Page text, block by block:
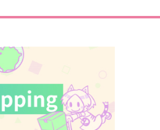
あの頃の俺たちは
はちみつノイズ
787円 （税込）
松野一松×松野おそ松
サンプル 作品詳細